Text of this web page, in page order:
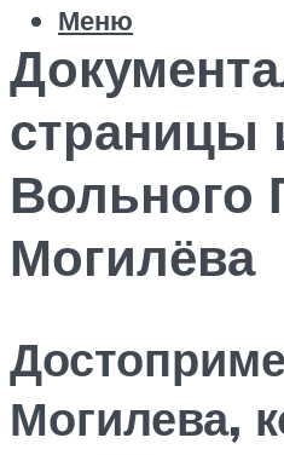
Меню
страницы
Вольного
Могилёва
Могилева,